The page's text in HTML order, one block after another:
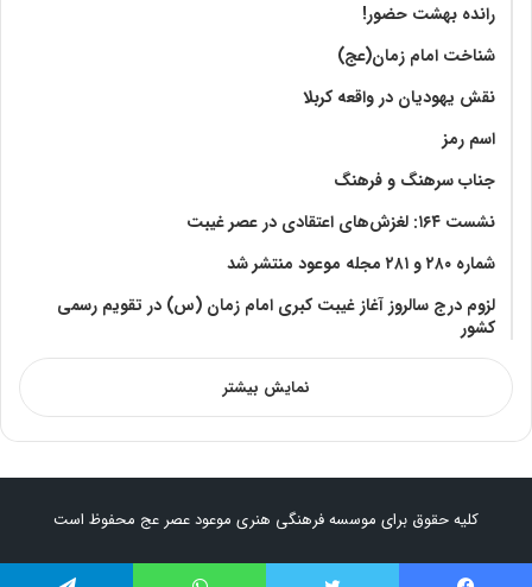
رانده بهشت‌ حضور!
شناخت امام زمان(عج)
نقش یهودیان در واقعه کربلا
اسم رمز
جناب سرهنگ و فرهنگ
نشست ۱۶۴: لغزش‌های اعتقادی در عصر غیبت
شماره ۲۸۰ و ۲۸۱ مجله موعود منتشر شد
لزوم درج سالروز آغاز غیبت کبری امام زمان (س) در تقویم رسمی
کشور
نمایش بیشتر
کلیه حقوق برای موسسه فرهنگی هنری موعود عصر عج محفوظ است